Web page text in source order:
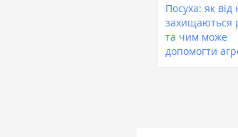
Посуха: як від
захищаються
та чим може
допомогти